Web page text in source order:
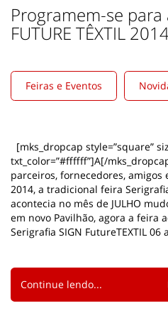
Programem-se para
FUTURE TÊXTIL
Feiras e Eventos
[mks_dropcap style=”square”
txt_color=”#ffffff”]A[/
parceiros, fornecedores, amigos
2014, a tradicional feira
acontecia no mês de JULHO
em novo Pavilhão, agora a feira
Serigrafia SIGN FutureTEXTIL
Continue lendo...